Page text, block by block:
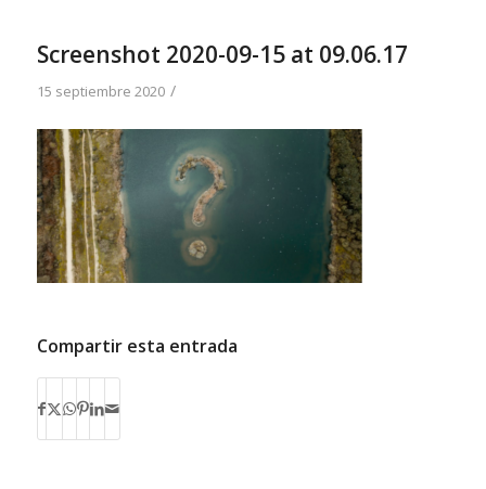
Screenshot 2020-09-15 at 09.06.17
15 septiembre 2020 /
Compartir esta entrada